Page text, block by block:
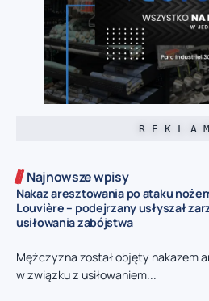
R E K L A
Najnowsze wpisy
Nakaz aresztowania po ataku
Louvière – podejrzany usłyszał
usiłowania zabójstwa
Mężczyzna został objęty nakazem
w związku z usiłowaniem...